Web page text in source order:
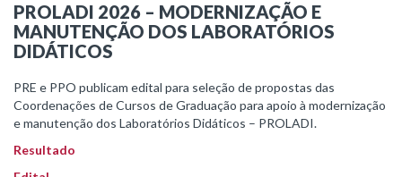
PROLADI 2026 – MODERNIZAÇÃO E
MANUTENÇÃO DOS LABORATÓRIOS
DIDÁTICOS
PRE e PPO publicam edital para seleção de propostas das
Coordenações de Cursos de Graduação para apoio à modernização
e manutenção dos Laboratórios Didáticos – PROLADI.
Resultado